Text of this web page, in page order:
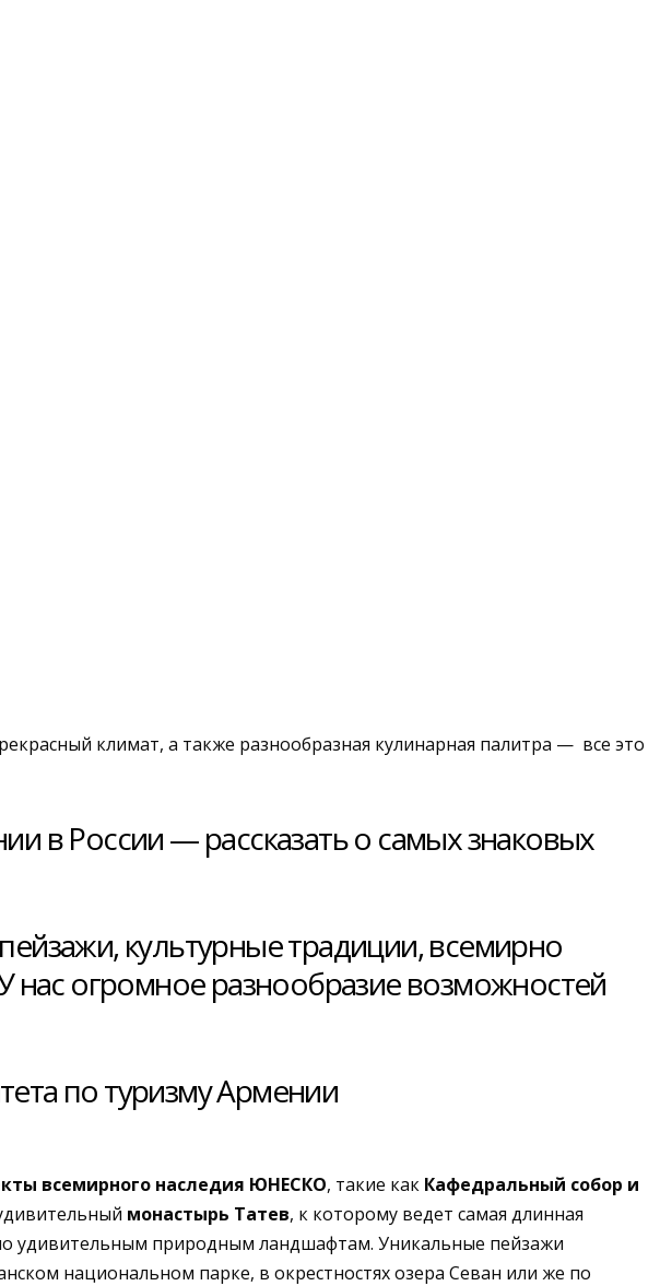
климат, а также разнообразная кулинарная палитра — все это
в России — рассказать о самых знаковых
культурные традиции, всемирно
нас огромное разнообразие возможностей
по туризму Армении
всемирного наследия ЮНЕСКО, такие как Кафедральный собор и
монастырь Татев, к которому ведет самая длинная
удивительным природным ландшафтам. Уникальные пейзажи
национальном парке, в окрестностях озера Севан или же по